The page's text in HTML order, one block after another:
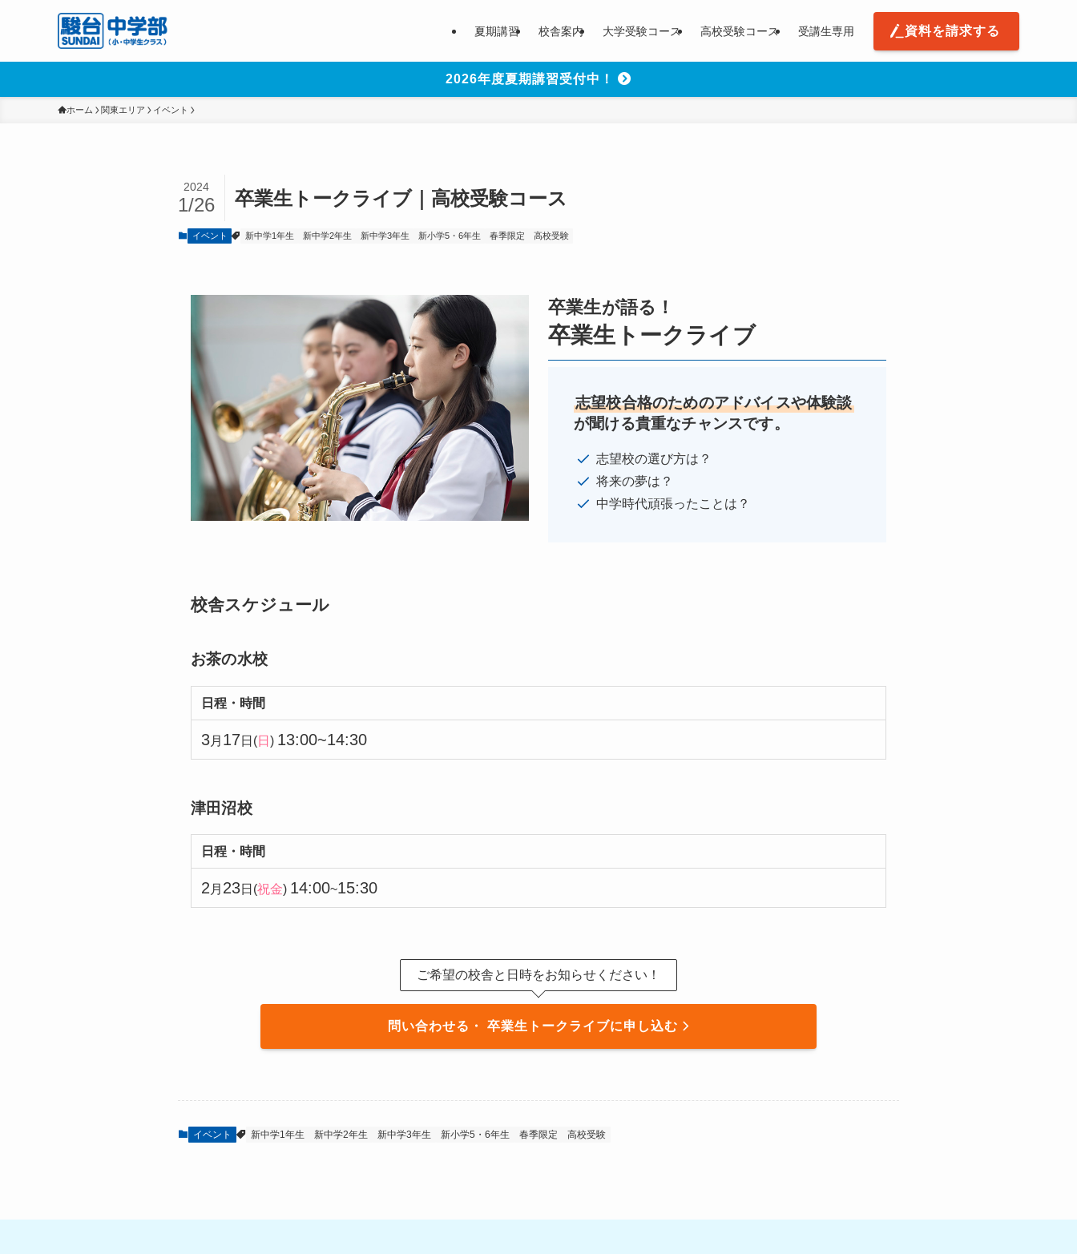
夏期講習 校舎案内 大学受験コース 高校受験コース 受講生専用 資料を請求する
2026年度夏期講習受付中！
ホーム 関東エリア イベント
卒業生トークライブ｜高校受験コース
2024
1/26
イベント 新中学1年生 新中学2年生 新中学3年生 新小学5・6年生 春季限定 高校受験
卒業生が語る！
卒業生トークライブ
志望校合格のためのアドバイスや体験談
が聞ける貴重なチャンスです。
志望校の選び方は？
将来の夢は？
中学時代頑張ったことは？
校舎スケジュール
お茶の水校
日程・時間
3月 17日(日 ) 13:00~14:30
津田沼校
日程・時間
2 月 23日(祝金) 14:00~15:30
ご希望の校舎と日時をお知らせください！
問い合わせる・ 卒業生トークライブに申し込む
イベント 新中学1年生 新中学2年生 新中学3年生 新小学5・6年生 春季限定 高校受験